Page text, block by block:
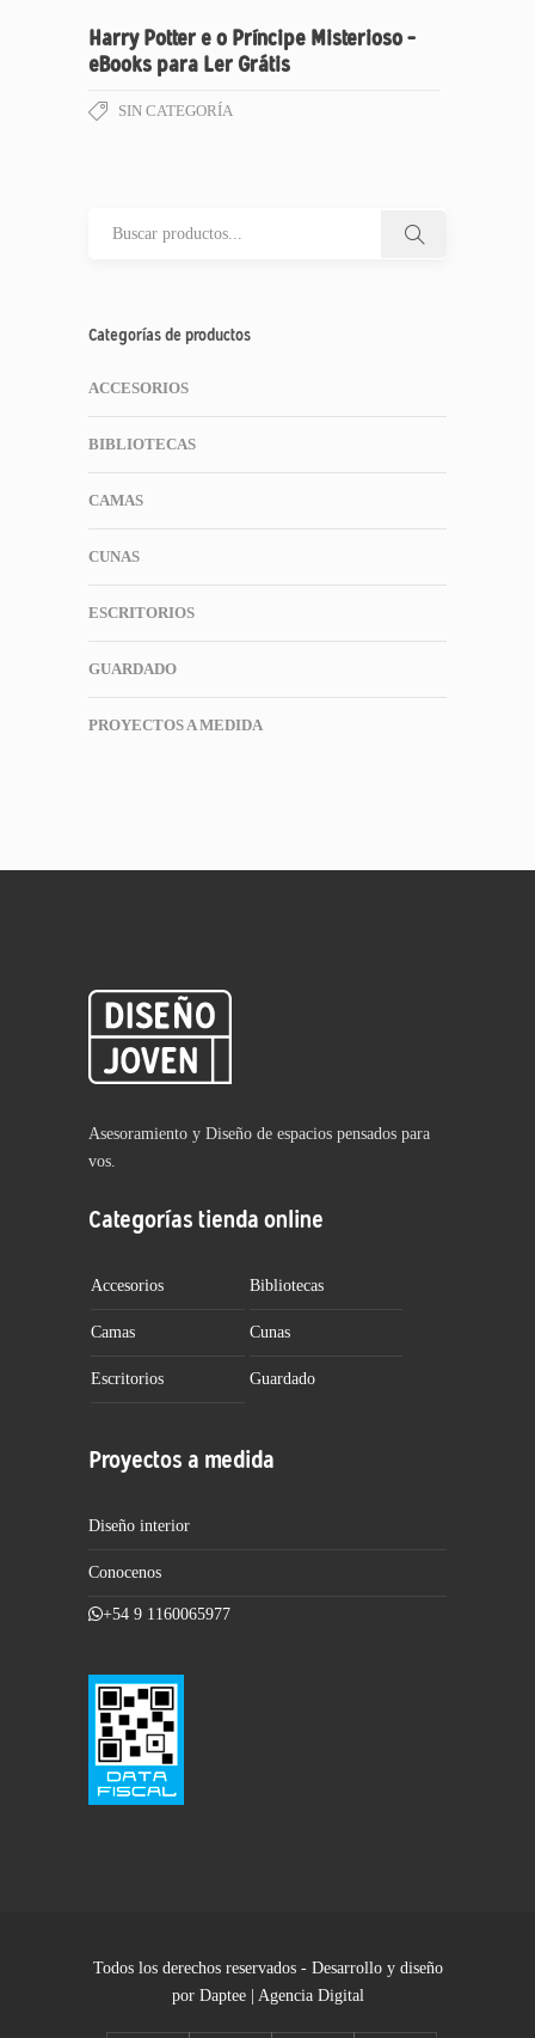
Harry Potter e o Príncipe Misterioso –
eBooks para Ler Grátis
SIN CATEGORÍA
Categorías de productos
ACCESORIOS
BIBLIOTECAS
CAMAS
CUNAS
ESCRITORIOS
GUARDADO
PROYECTOS A MEDIDA
Asesoramiento y Diseño de espacios pensados para
vos.
Categorías tienda online
Accesorios Bibliotecas
Camas Cunas
Escritorios Guardado
Proyectos a medida
Diseño interior
Conocenos
+54 9 1160065977
Todos los derechos reservados - Desarrollo y diseño
por Daptee | Agencia Digital